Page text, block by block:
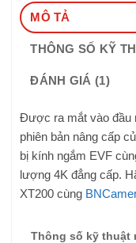
MÔ TẢ
THÔNG SỐ KỸ
ĐÁNH GIÁ (1)
Được ra mắt vào đầu
phiên bản nâng cấp
bị kính ngắm EVF
lượng 4K đẳng cấp.
XT200 cùng
Thông số kỹ thuật